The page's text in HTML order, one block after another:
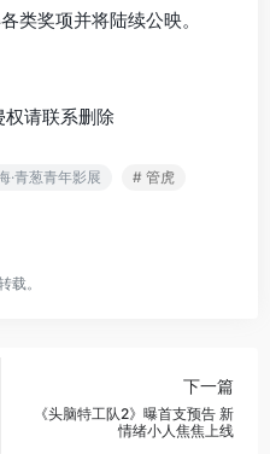
类奖项并将陆续公映。
请联系删除
·青葱青年影展
# 管虎
载。
下一篇
《头脑特工队2》曝首支预告 新
情绪小人焦焦上线